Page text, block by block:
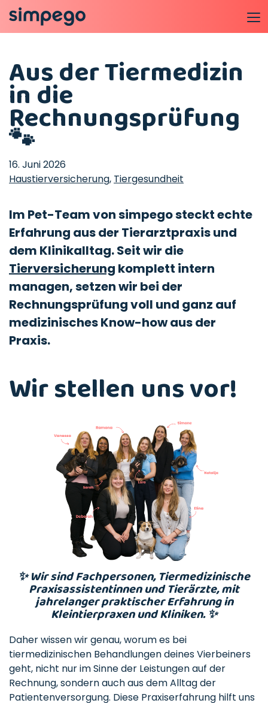
Aus der Tiermedizin
in die
Rechnungsprüfung
🐾
16. Juni 2026
Haustierversicherung, Tiergesundheit
Im Pet-Team von simpego steckt echte
Erfahrung aus der Tierarztpraxis und
dem Klinikalltag. Seit wir die
Tierversicherung komplett intern
managen, setzen wir bei der
Rechnungsprüfung voll und ganz auf
medizinisches Know-how aus der
Praxis.
Wir stellen uns vor!
✨ Wir sind Fachpersonen, Tiermedizinische
Praxisassistentinnen und Tierärzte, mit
jahrelanger praktischer Erfahrung in
Kleintierpraxen und Kliniken. ✨
Daher wissen wir genau, worum es bei
tiermedizinischen Behandlungen deines Vierbeiners
geht, nicht nur im Sinne der Leistungen auf der
Rechnung, sondern auch aus dem Alltag der
Patientenversorgung. Diese Praxiserfahrung hilft uns